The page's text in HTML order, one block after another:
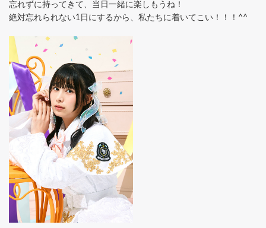
忘れずに持ってきて、当日一緒に楽しもうね！
絶対忘れられない1日にするから、私たちに着いてこい！！！^^